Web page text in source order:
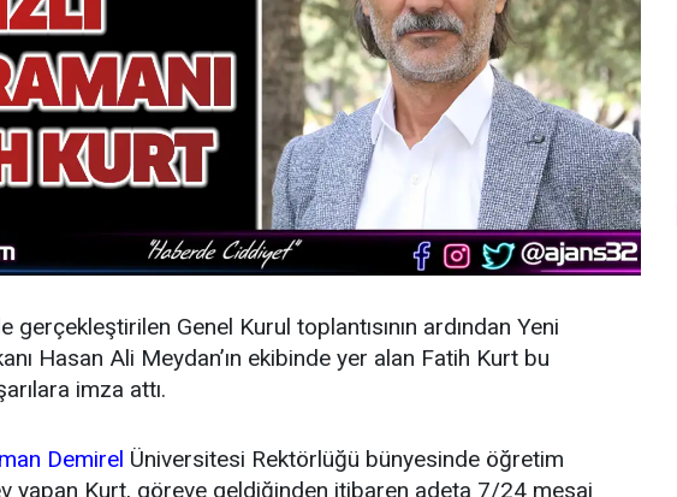
gerçekleştirilen Genel Kurul toplantısının ardından Yeni
Hasan Ali Meydan’ın ekibinde yer alan Fatih Kurt bu
imza attı.
Demirel Üniversitesi Rektörlüğü bünyesinde öğretim
yapan Kurt, göreve geldiğinden itibaren adeta 7/24 mesai